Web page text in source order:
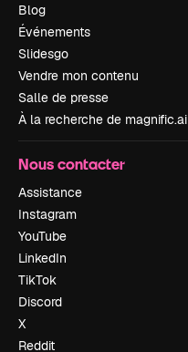
Blog
Événements
Slidesgo
Vendre mon contenu
Salle de presse
À la recherche de magnific.ai
Nous contacter
Assistance
Instagram
YouTube
LinkedIn
TikTok
Discord
X
Reddit